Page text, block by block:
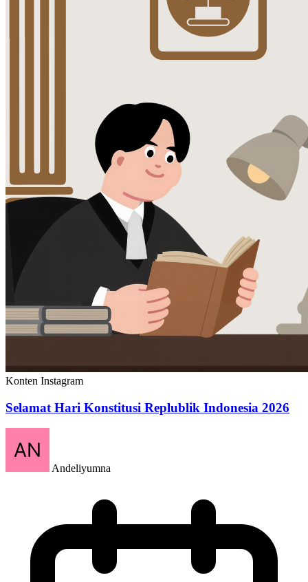
Konten Instagram
Selamat Hari Konstitusi Replublik Indonesia 2026
Andeliyumna